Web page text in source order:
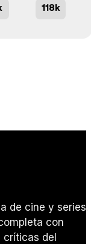
118k
de cine y series.
con
críticas del